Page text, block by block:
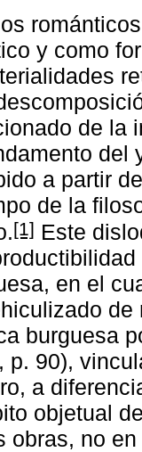
y como
de la
del
a partir
de la
[1] Este
en el
burguesa
p. 90),
a
objetual
obras, no